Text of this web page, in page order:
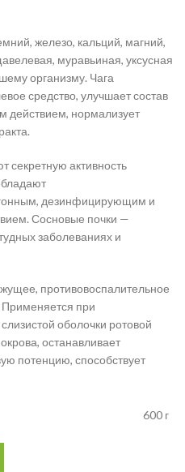
железо, кальций, магний,
муравьиная, уксусная
организму. Чага
средство, улучшает состав
действием, нормализует
секретную активность
дезинфицирующим и
Сосновые почки —
заболеваниях и
противовоспалительное
Применяется при
оболочки ротовой
останавливает
потенцию, способствует
600 г